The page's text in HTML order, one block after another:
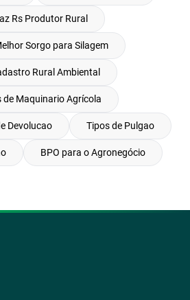
Rs Produtor Rural
Sorgo para Silagem
Rural Ambiental
de Maquinario Agrícola
Devolucao Tipos de Pulgao
BPO para o Agronegócio